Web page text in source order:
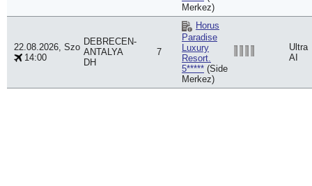
Merkez)
22.08.2026, Szo
14:00
DEBRECEN-
ANTALYA
DH
7
Horus
Paradise
Luxury
Resort.
5***** (Side
Merkez)
Ultra
AI